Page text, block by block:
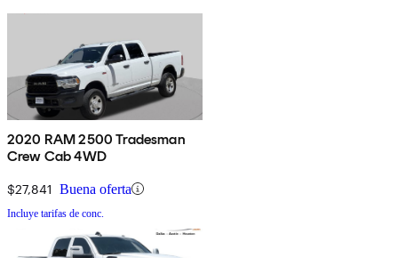
2020 RAM 2500 Tradesman
Crew Cab 4WD
$27,841 Buena oferta
Incluye tarifas de conc.